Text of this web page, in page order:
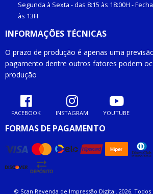
Segunda à Sexta - das 8:15 às 18:00H -
às 13H
INFORMAÇÕES TÉCNICAS
O prazo de produção é apenas uma
pagamento dentre outros fatores podem
produção
FACEBOOK INSTAGRAM YOUTUBE
FORMAS DE PAGAMENTO
© Scan Revenda de Impressão Digital. 2026.